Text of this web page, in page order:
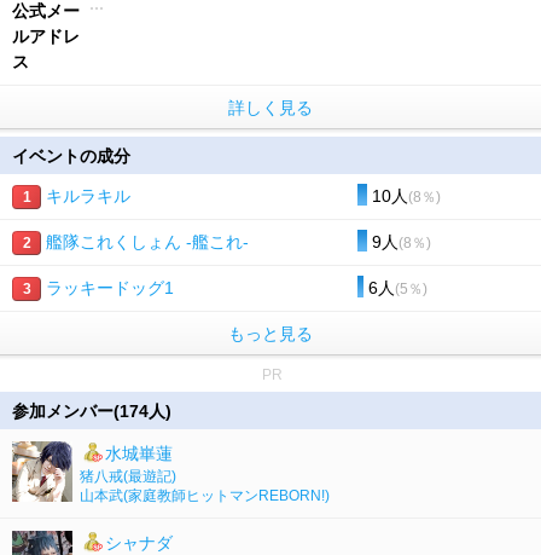
公式メー
ルアドレ
ス
詳しく見る
イベントの成分
1 キルラキル 10人 (8％)
2 艦隊これくしょん -艦これ- 9人 (8％)
3 ラッキードッグ1 6人 (5％)
もっと見る
PR
参加メンバー(174人)
水城崋蓮
猪八戒(最遊記)
山本武(家庭教師ヒットマンREBORN!)
シャナダ